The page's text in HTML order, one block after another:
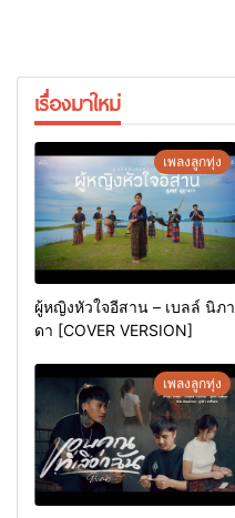
เรื่องมาใหม่
เพลงลูกทุ่ง
ผู้หญิงหัวใจอีสาน – เบลล์ นิภา
ดา [COVER VERSION]
เพลงลูกทุ่ง